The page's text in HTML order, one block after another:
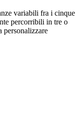
variabili fra i cinque
percorribili in tre o
personalizzare